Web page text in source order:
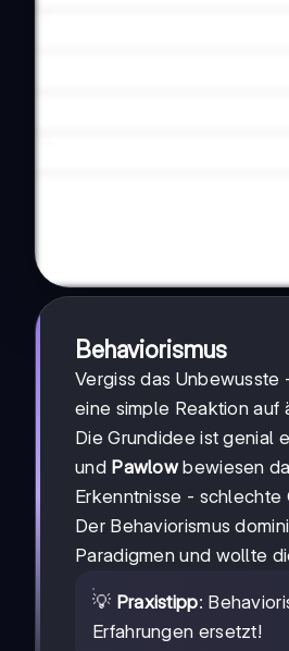
Behaviorismus
Vergiss das Unbewusste
eine simple Reaktion auf
Die Grundidee ist genial
und Pawlowbewiesen
Erkenntnisse -
Der Behaviorismus
Paradigmen und wollte
💡 Praxistipp:
Erfahrungen ersetzt!